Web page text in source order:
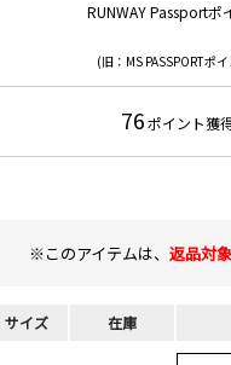
RUNWAY Passportポ
(旧：MS PASSPORTポ
76ポイント獲
※このアイテムは、 返品対
サイズ 在庫